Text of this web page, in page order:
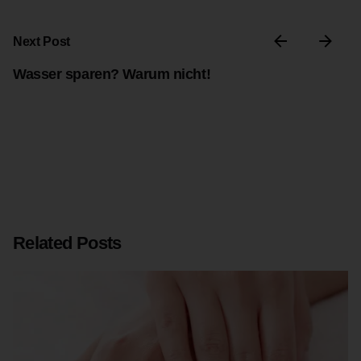
Next Post
Wasser sparen? Warum nicht!
Related Posts